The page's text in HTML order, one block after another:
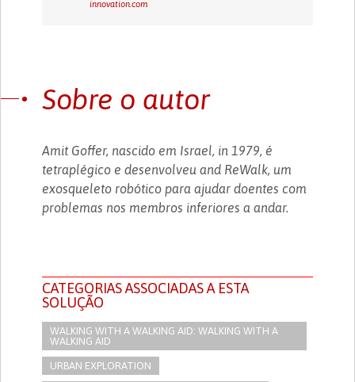
innovation.com
Sobre o autor
Amit Goffer, nascido em Israel, in 1979, é
tetraplégico e desenvolveu and ReWalk, um
exosqueleto robótico para ajudar doentes com
problemas nos membros inferiores a andar.
CATEGORIAS ASSOCIADAS A ESTA
SOLUÇÃO
WALKING WITH A WALKING AID: WALKING WITH A
WALKING AID
URBAN EXPLORATION